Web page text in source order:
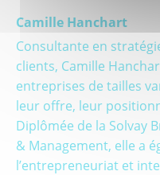
Camille Hanchart
Consultante en
clients, Camille
entreprises de tailles
leur offre, leur
Diplômée de la Solvay
& Management, elle a
l’entrepreneuriat et